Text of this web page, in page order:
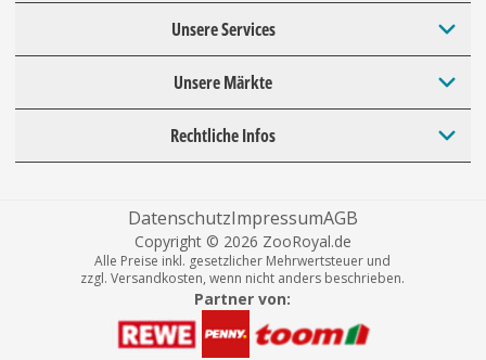
Unsere Services
Unsere Märkte
Rechtliche Infos
DatenschutzImpressumAGB
Copyright © 2026 ZooRoyal.de
Alle Preise inkl. gesetzlicher Mehrwertsteuer und
zzgl. Versandkosten, wenn nicht anders beschrieben.
Partner von: